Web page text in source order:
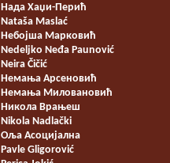
Нада Хаџи-Перић
Nataša Maslać
Небојша Марковић
Nedeljko Neđa Paunović
Neira Čičić
Немања Арсеновић
Немања Миловановић
Никола Врањеш
Nikola Nadlački
Оља Асоцијална
Pavle Gligorović